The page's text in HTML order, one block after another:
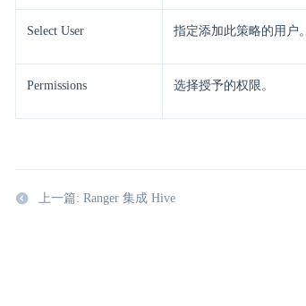
Select User 指定添加此策略的用户。
Permissions 选择授予的权限。
上一篇: Ranger 集成 Hive